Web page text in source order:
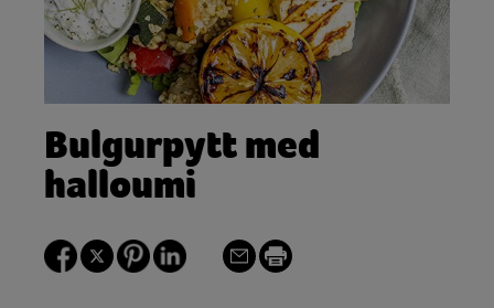
Bulgurpytt med
halloumi